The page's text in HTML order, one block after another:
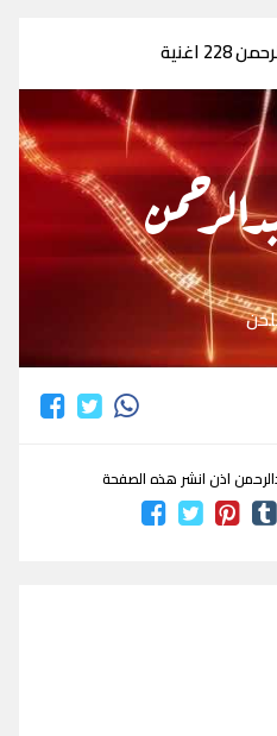
اغنية
اذن انشر هذه الصفحة